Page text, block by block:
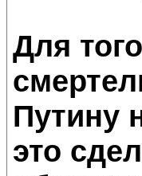
Для
Путину
это